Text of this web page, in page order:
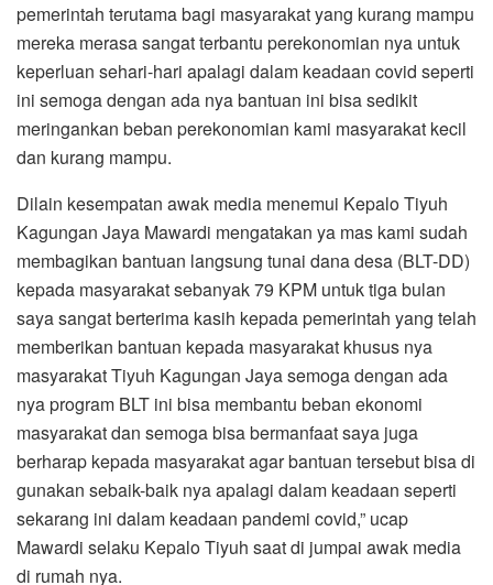
pemerintah terutama bagi masyarakat yang kurang mampu
mereka merasa sangat terbantu perekonomian nya untuk
keperluan sehari-hari apalagi dalam keadaan covid seperti
ini semoga dengan ada nya bantuan ini bisa sedikit
meringankan beban perekonomian kami masyarakat kecil
dan kurang mampu.
Dilain kesempatan awak media menemui Kepalo Tiyuh
Kagungan Jaya Mawardi mengatakan ya mas kami sudah
membagikan bantuan langsung tunai dana desa (BLT-DD)
kepada masyarakat sebanyak 79 KPM untuk tiga bulan
saya sangat berterima kasih kepada pemerintah yang telah
memberikan bantuan kepada masyarakat khusus nya
masyarakat Tiyuh Kagungan Jaya semoga dengan ada
nya program BLT ini bisa membantu beban ekonomi
masyarakat dan semoga bisa bermanfaat saya juga
berharap kepada masyarakat agar bantuan tersebut bisa di
gunakan sebaik-baik nya apalagi dalam keadaan seperti
sekarang ini dalam keadaan pandemi covid,” ucap
Mawardi selaku Kepalo Tiyuh saat di jumpai awak media
di rumah nya.